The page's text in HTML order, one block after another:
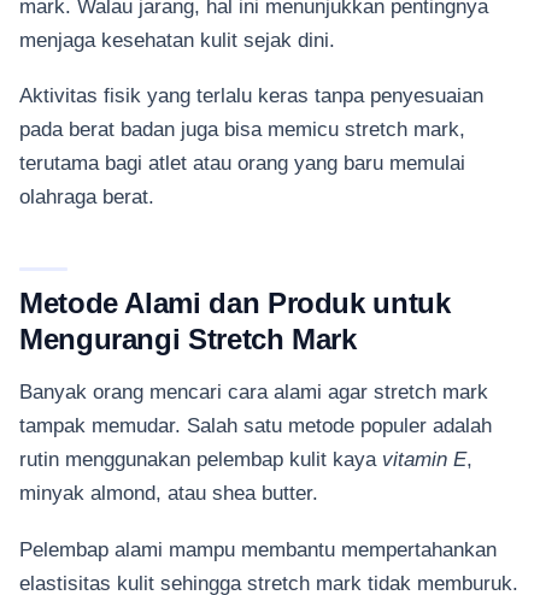
mark. Walau jarang, hal ini menunjukkan pentingnya
menjaga kesehatan kulit sejak dini.
Aktivitas fisik yang terlalu keras tanpa penyesuaian
pada berat badan juga bisa memicu stretch mark,
terutama bagi atlet atau orang yang baru memulai
olahraga berat.
Metode Alami dan Produk untuk
Mengurangi Stretch Mark
Banyak orang mencari cara alami agar stretch mark
tampak memudar. Salah satu metode populer adalah
rutin menggunakan pelembap kulit kaya vitamin E,
minyak almond, atau shea butter.
Pelembap alami mampu membantu mempertahankan
elastisitas kulit sehingga stretch mark tidak memburuk.